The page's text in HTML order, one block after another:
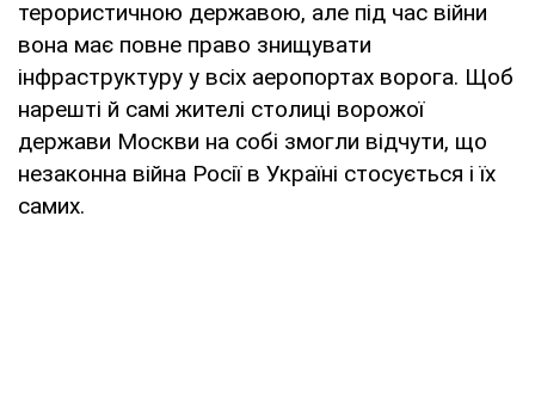
терористичною державою, але під час війни
вона має повне право знищувати
інфраструктуру у всіх аеропортах ворога. Щоб
нарешті й самі жителі столиці ворожої
держави Москви на собі змогли відчути, що
незаконна війна Росії в Україні стосується і їх
самих.